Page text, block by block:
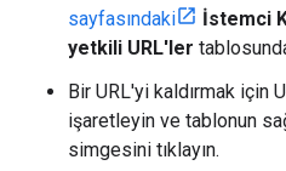
sayfasındaki
İstemci
yetkili URL'ler
Bir URL'yi kaldırmak için
işaretleyin ve tablonun
simgesini tıklayın.